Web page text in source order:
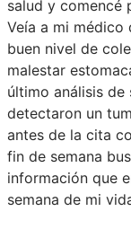
salud y comencé
Veía a mi
buen nivel de
malestar
último análisis
detectaron un
antes de la cita
fin de semana
información que
semana de mi